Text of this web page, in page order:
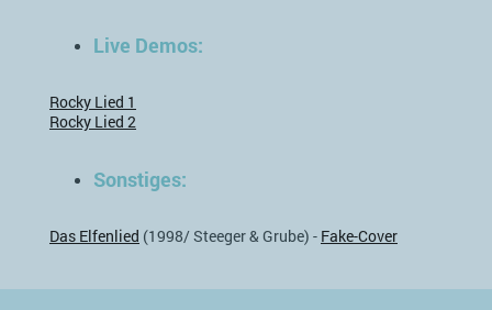
Live Demos:
Rocky Lied 1
Rocky Lied 2
Sonstiges:
Das Elfenlied (1998/ Steeger & Grube) - Fake-Cover